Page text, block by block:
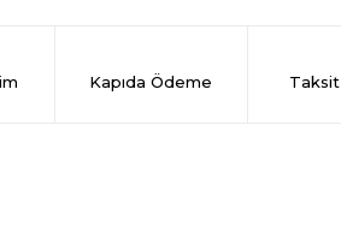
Kapıda Ödeme Taksit